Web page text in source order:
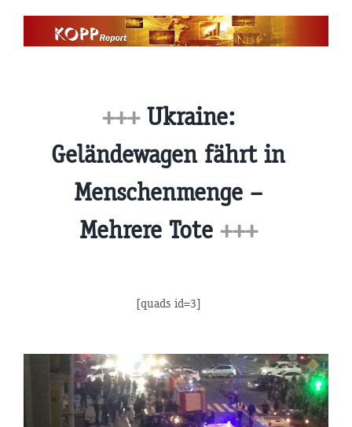
+++ Ukraine:
Geländewagen fährt in
Menschenmenge –
Mehrere Tote +++
[quads id=3]